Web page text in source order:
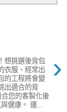
›
想挑選後背包
衣服、經常出
的工程將會變
出適合的背
您的客製化後
健康。 運...